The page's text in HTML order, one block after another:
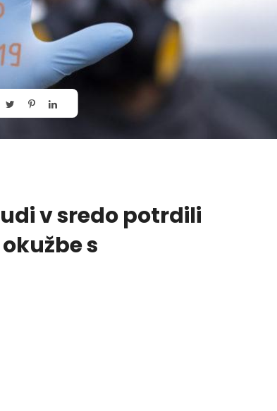
v sredo potrdili
s